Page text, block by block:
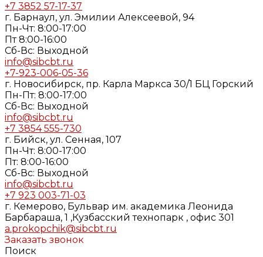
+7 3852 57-17-37
г. Барнаул, ул. Эмилии Алексеевой, 94
Пн-Чт: 8:00-17:00
Пт 8:00-16:00
Cб-Вс: Выходной
info@sibcbt.ru
+7-923-006-05-36
г. Новосибирск, пр. Карла Маркса 30/1 БЦ Горский
Пн-Пт: 8:00-17:00
Cб-Вс: Выходной
info@sibcbt.ru
+7 3854 555-730
г. Бийск, ул. Сенная, 107
Пн-Чт: 8:00-17:00
Пт: 8:00-16:00
Cб-Вс: Выходной
info@sibcbt.ru
+7 923 003-71-03
г. Кемерово, Бульвар им. академика Леонида
Барбараша, 1 ,Кузбасский технопарк , офис 301
a.prokopchik@sibcbt.ru
Заказать звонок
Поиск